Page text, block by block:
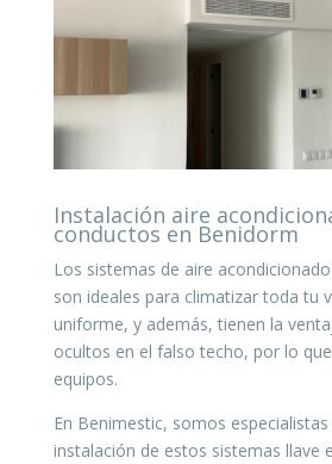
Instalación aire
conductos en Benidorm
Los sistemas de aire
son ideales para climatizar toda tu
uniforme, y además, tienen la
ocultos en el falso techo, por lo
equipos.
En Benimestic, somos
instalación de estos sistemas llave